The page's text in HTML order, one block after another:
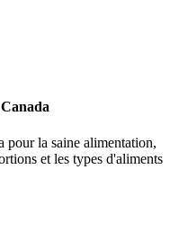
pour la saine alimentation,
et les types d'aliments